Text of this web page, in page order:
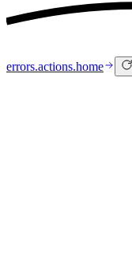
errors.actions.home